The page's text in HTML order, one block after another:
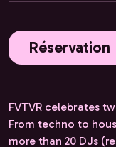
Réservation
FVTVR celebrates
From techno to
more than 20 DJs